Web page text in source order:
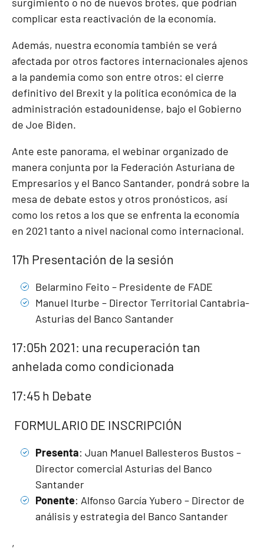
complicar esta reactivación de la economía.
Además, nuestra economía también se verá
afectada por otros factores internacionales ajenos
a la pandemia como son entre otros: el cierre
definitivo del Brexit y la política económica de la
administración estadounidense, bajo el Gobierno
de Joe Biden.
Ante este panorama, el webinar organizado de
manera conjunta por la Federación Asturiana de
Empresarios y el Banco Santander, pondrá sobre la
mesa de debate estos y otros pronósticos, así
como los retos a los que se enfrenta la economía
en 2021 tanto a nivel nacional como internacional.
17h Presentación de la sesión
Belarmino Feito – Presidente de FADE
Manuel Iturbe – Director Territorial Cantabria-
Asturias del Banco Santander
17:05h 2021: una recuperación tan
anhelada como condicionada
17:45 h Debate
FORMULARIO DE INSCRIPCIÓN
Presenta: Juan Manuel Ballesteros Bustos –
Director comercial Asturias del Banco
Santander
Ponente: Alfonso García Yubero – Director de
análisis y estrategia del Banco Santander
,